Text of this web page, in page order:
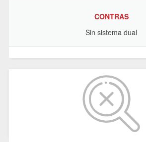
CONTRAS
Sin sistema dual